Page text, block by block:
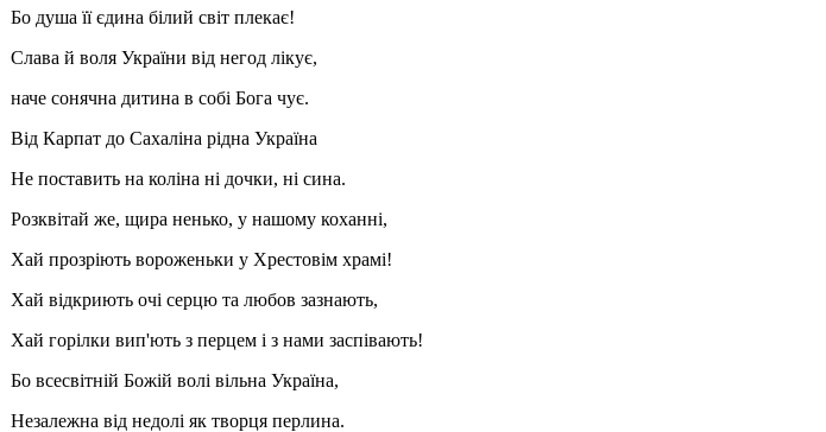
Бо душа її єдина білий світ плекає!
Слава й воля України від негод лікує,
наче сонячна дитина в собі Бога чує.
Від Карпат до Сахаліна рідна Україна
Не поставить на коліна ні дочки, ні сина.
Розквітай же, щира ненько, у нашому коханні,
Хай прозріють вороженьки у Хрестовім храмі!
Хай відкриють очі серцю та любов зазнають,
Хай горілки вип'ють з перцем і з нами заспівають!
Бо всесвітній Божій волі вільна Україна,
Незалежна від недолі як творця перлина.